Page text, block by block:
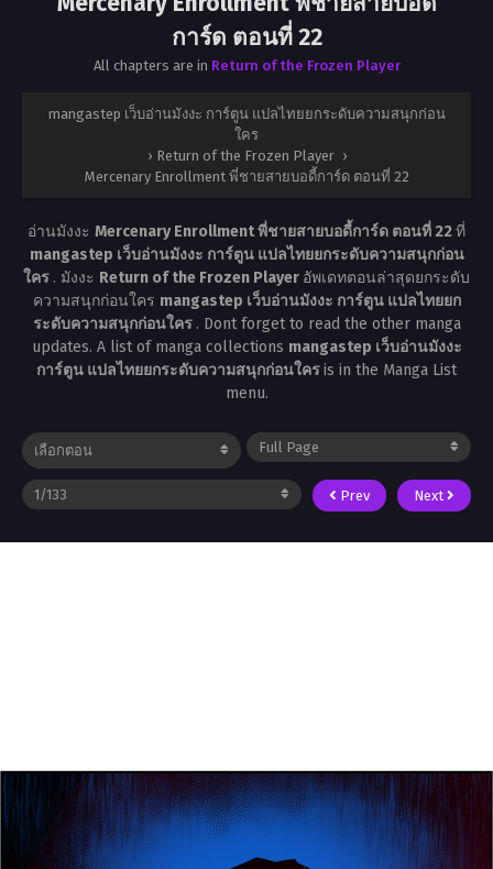
การ์ด ตอนที่ 22
All chapters are in Return of the Frozen Player
mangastep เว็บอ่านมังงะ การ์ตูน แปลไทยยกระดับความสนุกก่อน
ใคร
› Return of the Frozen Player ›
Mercenary Enrollment พี่ชายสายบอดี้การ์ด ตอนที่ 22
อ่านมังงะ Mercenary Enrollment พี่ชายสายบอดี้การ์ด ตอนที่ 22ที่
mangastep เว็บอ่านมังงะ การ์ตูน แปลไทยยกระดับความสนุกก่อน
ใคร . มังงะ Return of the Frozen Player อัพเดทตอนล่าสุดยกระดับ
ความสนุกก่อนใคร mangastep เว็บอ่านมังงะ การ์ตูน แปลไทยยก
ระดับความสนุกก่อนใคร . Dont forget to read the other manga
updates. A list of manga collections mangastep เว็บอ่านมังงะ
การ์ตูน แปลไทยยกระดับความสนุกก่อนใครis in the Manga List
menu.
Prev Next